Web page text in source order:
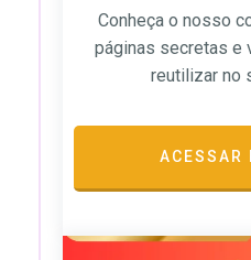
Conheça o nosso
páginas secretas e
reutilizar no
ACESSAR